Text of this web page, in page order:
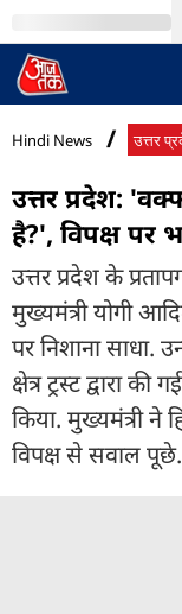
MumbaiTak
Hindi News उत्तर
उत्तर प्रदेश:
है?', विपक्ष पर
उत्तर प्रदेश के
मुख्यमंत्री योगी
पर निशाना साधा.
क्षेत्र ट्रस्ट द्वारा
किया. मुख्यमंत्री ने
विपक्ष से सवाल पूछे.